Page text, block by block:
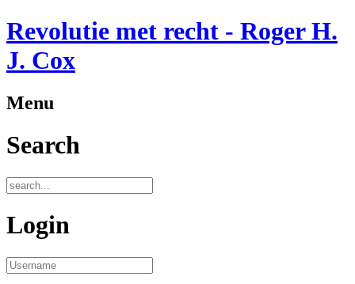
Revolutie met recht - Roger H.
J. Cox
Menu
Search
Login